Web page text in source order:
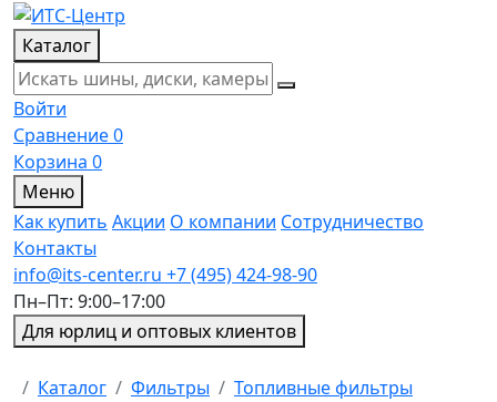
Каталог
Войти
Сравнение0
Корзина 0
Меню
Как купить Акции О компании Сотрудничество
Контакты
info@its-center.ru +7 (495) 424-98-90
Пн–Пт: 9:00–17:00
Для юрлиц и оптовых клиентов
Главная
Каталог Фильтры
Топливные фильтры